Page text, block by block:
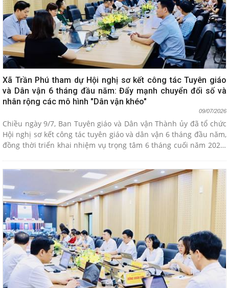
Xã Trần Phú tham dự Hội nghị sơ kết công tác Tuyên giáo
và Dân vận 6 tháng đầu năm: Đẩy mạnh chuyển đổi số và
nhân rộng các mô hình "Dân vận khéo"
09/07/2026
Chiều ngày 9/7, Ban Tuyên giáo và Dân vận Thành ủy đã tổ chức
Hội nghị sơ kết công tác tuyên giáo và dân vận 6 tháng đầu năm,
đồng thời triển khai nhiệm vụ trọng tâm 6 tháng cuối năm 2026.